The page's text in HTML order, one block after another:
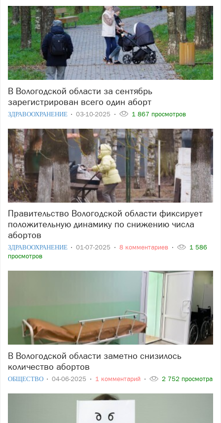
В Вологодской области за сентябрь
зарегистрирован всего один аборт
ЗДРАВООХРАНЕНИЕ 03-10-2025 1 867 просмотров
Правительство Вологодской области фиксирует
положительную динамику по снижению числа
абортов
ЗДРАВООХРАНЕНИЕ 01-07-2025 8 комментариев
1 586
просмотров
В Вологодской области заметно снизилось
количество абортов
ОБЩЕСТВО 04-06-2025 1 комментарий 2 752 просмотра